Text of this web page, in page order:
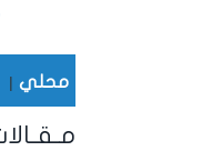
محلي |